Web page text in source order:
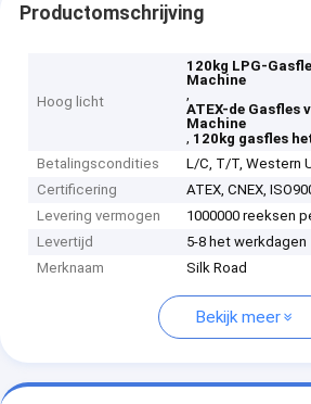
Productomschrijving
Hoog licht
120kg LPG-
Machine
,
ATEX-de Gasfles
Machine
, 120kg gasfles
Betalingscondities
L/C, T/T, Western
Certificering
ATEX, CNEX,
Levering vermogen
1000000 reeksen
Levertijd
5-8 het werkdagen
Merknaam
Silk Road
Bekijk meer